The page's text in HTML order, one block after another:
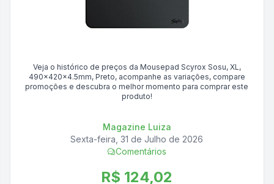
Veja o histórico de preços da Mousepad Scyrox Sosu, XL,
490x420x4.5mm, Preto, acompanhe as variações, compare
promoções e descubra o melhor momento para comprar este
produto!
Magazine Luiza
Sexta-feira, 31 de Julho de 2026
Comentários
R$ 124,02